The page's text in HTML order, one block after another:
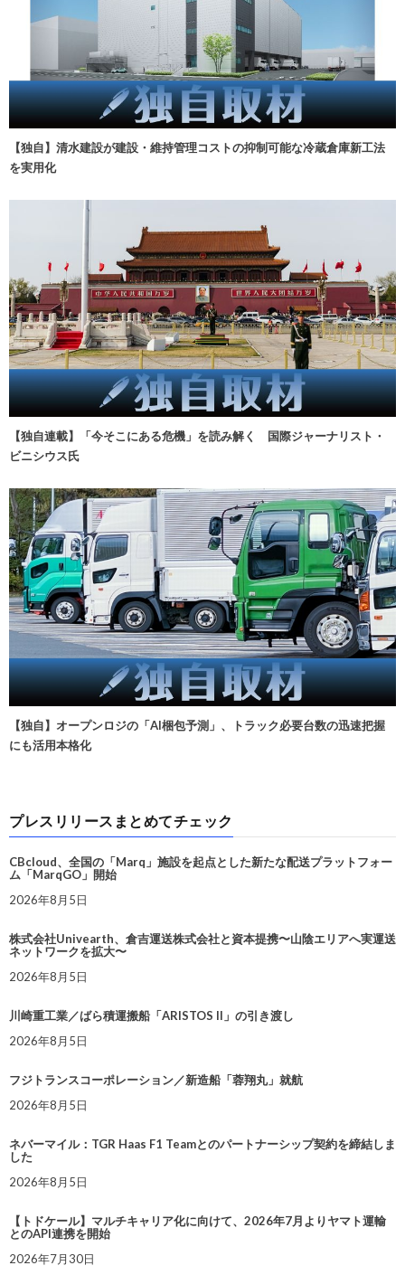
【独自】清水建設が建設・維持管理コストの抑制可能な冷蔵倉庫新工法
を実用化
【独自連載】「今そこにある危機」を読み解く 国際ジャーナリスト・
ビニシウス氏
【独自】オープンロジの「AI梱包予測」、トラック必要台数の迅速把握
にも活用本格化
プレスリリースまとめてチェック
CBcloud、全国の「Marq」施設を起点とした新たな配送プラットフォー
ム「MarqGO」開始
2026年8月5日
株式会社Univearth、倉吉運送株式会社と資本提携〜山陰エリアへ実運送
ネットワークを拡大〜
2026年8月5日
川崎重工業／ばら積運搬船「ARISTOS II」の引き渡し
2026年8月5日
フジトランスコーポレーション／新造船「蓉翔丸」就航
2026年8月5日
ネバーマイル：TGR Haas F1 Teamとのパートナーシップ契約を締結しま
した
2026年8月5日
【トドケール】マルチキャリア化に向けて、2026年7月よりヤマト運輸
とのAPI連携を開始
2026年7月30日